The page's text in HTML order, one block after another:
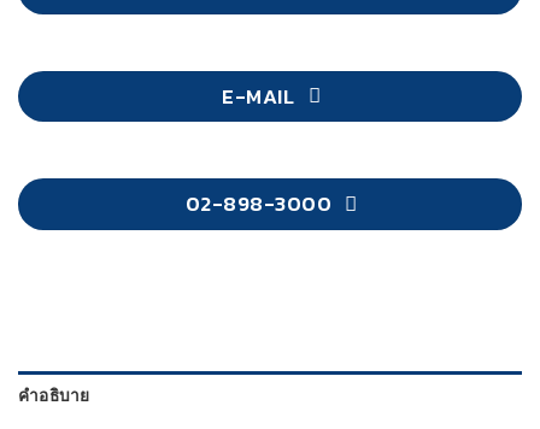
E-MAIL
02-898-3000
คำอธิบาย